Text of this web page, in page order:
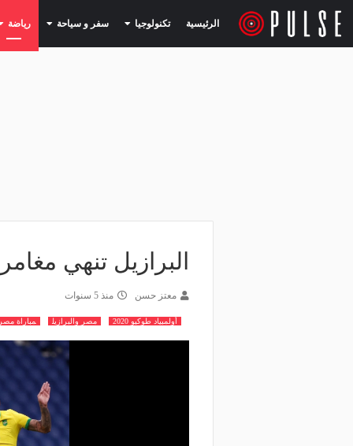
الرئيسية تكنولوجيا (current) سفر و سياحة (current) رياضة
البرازيل تنهي
معتز حسن منذ 5 سنوات
أولمبياد طوكيو 2020 مصر والبرازيل مباراة